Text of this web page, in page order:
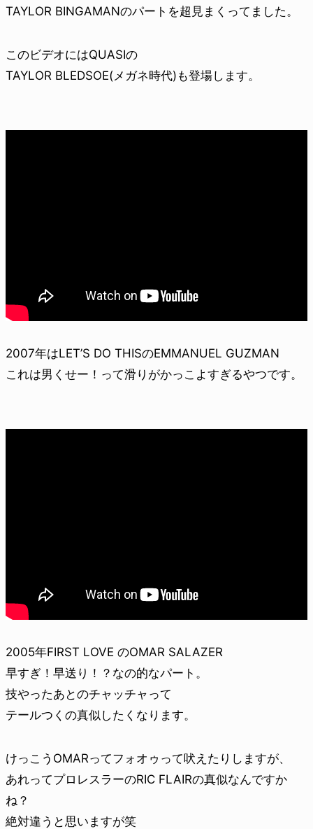
TAYLOR BINGAMANのパートを超見まくってました。
このビデオにはQUASIの
TAYLOR BLEDSOE(メガネ時代)も登場します。
2007年はLET’S DO THISのEMMANUEL GUZMAN
これは男くせー！って滑りがかっこよすぎるやつです。
2005年FIRST LOVE のOMAR SALAZER
早すぎ！早送り！？なの的なパート。
技やったあとのチャッチャって
テールつくの真似したくなります。
けっこうOMARってフォオゥって吠えたりしますが、
あれってプロレスラーのRIC FLAIRの真似なんですか
ね？
絶対違うと思いますが笑